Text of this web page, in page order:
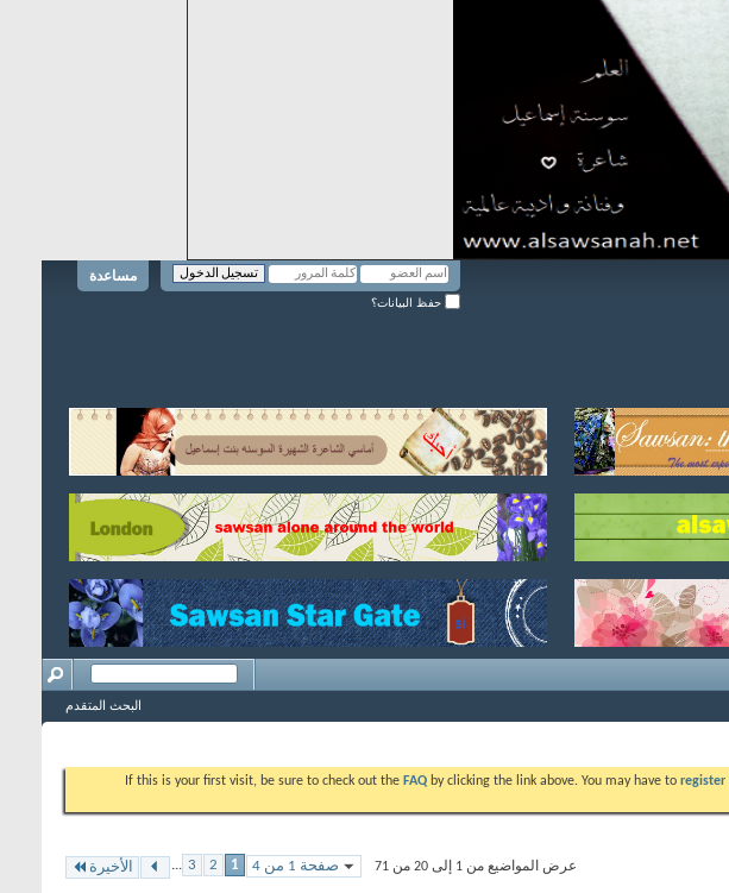
مساعدة
حفظ البيانات؟
البحث المتقدم
If this is your first visit, be sure to check out the FAQ by clicking the link above. You may have to register
صفحة 1 من 4 1
2
3
... الأخيرة عرض المواضيع من 1 إلى 20 من 71